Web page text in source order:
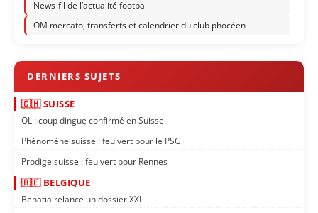
News-fil de l’actualité football
OM mercato, transferts et calendrier du club phocéen
🇨🇭 SUISSE
OL : coup dingue confirmé en Suisse
Phénomène suisse : feu vert pour le PSG
Prodige suisse : feu vert pour Rennes
🇧🇪 BELGIQUE
Benatia relance un dossier XXL